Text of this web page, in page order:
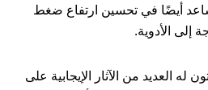
أيضًا في تحسين ارتفاع ضغط
إلى الأدوية.
له العديد من الآثار الإيجابية على